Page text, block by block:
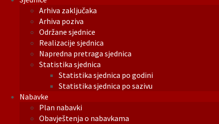
Arhiva zaključaka
Arhiva poziva
Održane sjednice
Realizacije sjednica
Napredna pretraga sjednica
Statistika sjednica
Statistika sjednica po godini
Statistika sjednica po sazivu
Nabavke
Plan nabavki
Obavještenja o nabavkama